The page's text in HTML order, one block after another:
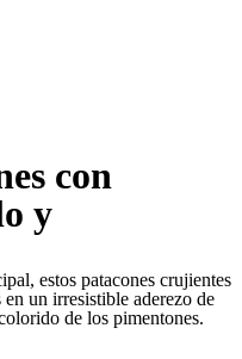
con
y
estos patacones crujientes
un irresistible aderezo de
de los pimentones.